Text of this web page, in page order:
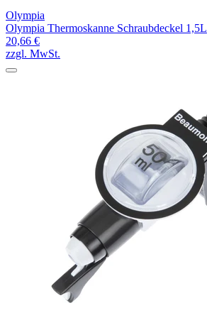
Olympia
Olympia Thermoskanne Schraubdeckel 1,5L
20,66 €
zzgl. MwSt.